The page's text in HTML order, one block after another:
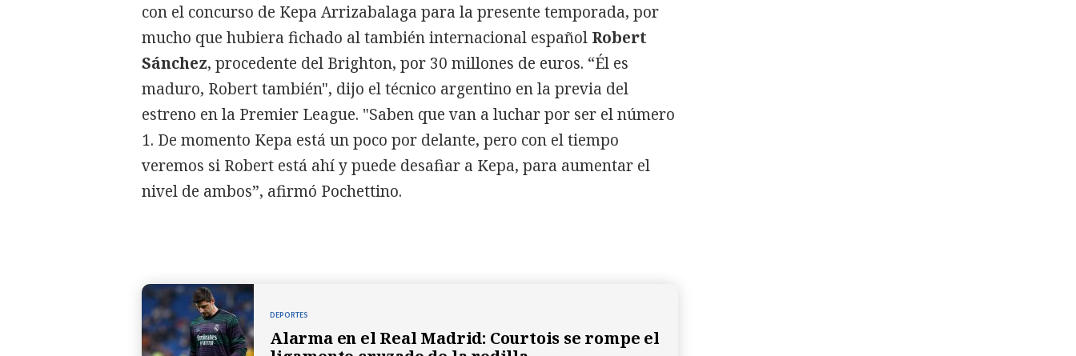
con el concurso de Kepa Arrizabalaga para la presente temporada, por
mucho que hubiera fichado al también internacional español Robert
Sánchez, procedente del Brighton, por 30 millones de euros. “Él es
maduro, Robert también", dijo el técnico argentino en la previa del
estreno en la Premier League. "Saben que van a luchar por ser el número
1. De momento Kepa está un poco por delante, pero con el tiempo
veremos si Robert está ahí y puede desafiar a Kepa, para aumentar el
nivel de ambos”, afirmó Pochettino.
DEPORTES
Alarma en el Real Madrid: Courtois se rompe el